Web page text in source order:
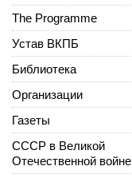
The Programme
Устав ВКПБ
Библиотека
Организации
Газеты
СССР в Великой
Отечественной войне